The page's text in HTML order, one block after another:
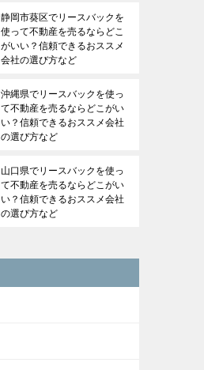
静岡市葵区でリースバックを
使って不動産を売るならどこ
がいい？信頼できるおススメ
会社の選び方など
沖縄県でリースバックを使っ
て不動産を売るならどこがい
い？信頼できるおススメ会社
の選び方など
山口県でリースバックを使っ
て不動産を売るならどこがい
い？信頼できるおススメ会社
の選び方など